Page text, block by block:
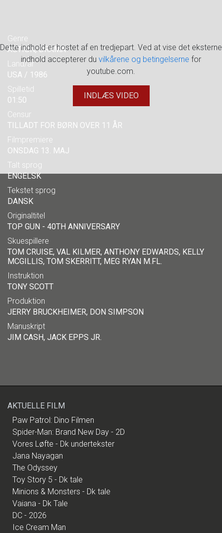
Dette indhold er hostet af en tredjepart. Ved at vise det eksterne
indhold accepterer du vilkårene og betingelserne for
youtube.com.
INDLÆS VIDEO
Genre
ACTION, DRAMA
Land/år
USA / 1986
Spilletid
01:50
Censur
TILLADT FOR BØRN OVER 11 ÅR
Filmpremiere
ONSDAG 13. MAJ
Talt sprog
ENGELSK
Tekstet sprog
DANSK
Originaltitel
TOP GUN - 40TH ANNIVERSARY
Skuespillere
TOM CRUISE, VAL KILMER, ANTHONY EDWARDS, KELLY
MCGILLIS, TOM SKERRITT, MEG RYAN M.FL.
Instruktion
TONY SCOTT
Produktion
JERRY BRUCKHEIMER, DON SIMPSON
Manuskript
JIM CASH, JACK EPPS JR.
AKTUELLE FILM
Paw Patrol: Dino Filmen
Spider-Man: Brand New Day - 2D
Vores Løfte - Dk undertekster
Jana Nayagan
The Odyssey
Toy Story 5 - Dk tale
Minions & Monsters - Dk tale
Vaiana - Dk Tale
DC - 2026
Ice Cream Man